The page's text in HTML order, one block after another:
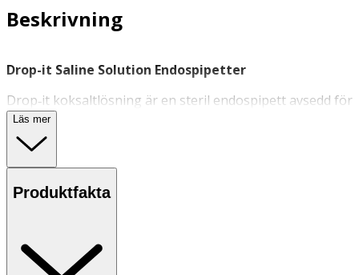
Beskrivning
Drop-it Saline Solution Endospipetter
Drop‑it koksaltlösning är en steril endospipett avsedd för
daglig rengöring av ögon och näsa hos spädbarn, barn
och vuxna. Lösningen består av isoton koksaltlösning
(0,9 % natriumklorid) och är fri från konserveringsmedel.
Vid användning i
användas för rengöring genom instillation av droppar,
ögonlock och ögonområde.
Läs mer
Produktfakta